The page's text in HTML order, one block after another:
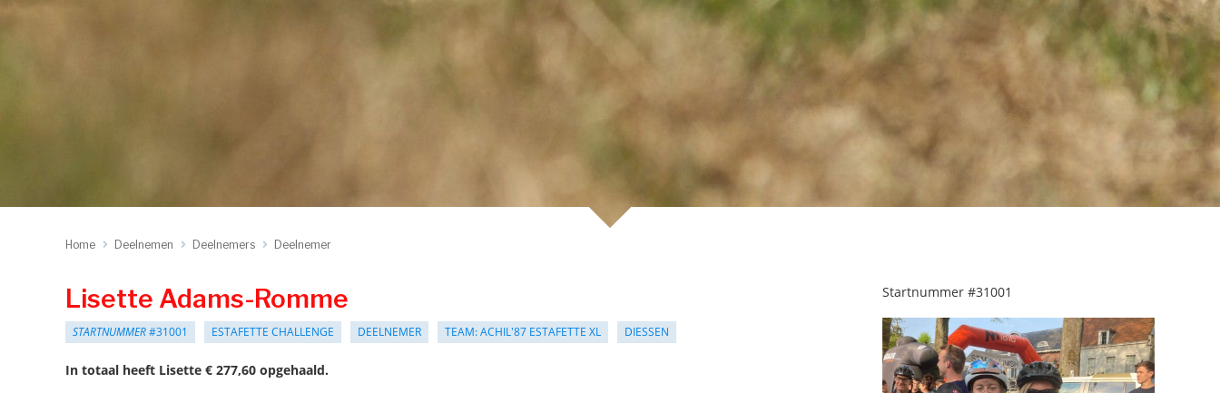
Home Deelnemen Deelnemers Deelnemer
Lisette Adams-Romme
STARTNUMMER#31001 ESTAFETTE CHALLENGE DEELNEMER TEAM: ACHIL'87 ESTAFETTE XL DIESSEN
In totaal heeft Lisette € 277,60 opgehaald.
Startnummer #31001